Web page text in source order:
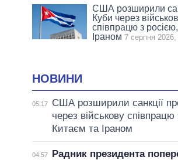
США розширили
Куби через
співпрацю з
Іраном 7 серпня
НОВИНИ
05:17
США розширили санкції
через військову співпрацю
Китаєм та Іраном
04:57
Радник президента